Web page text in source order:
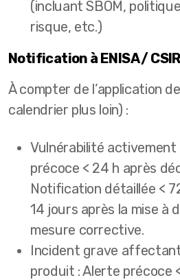
(incluant SBOM,
risque, etc.)
Notification à ENISA /
À compter de l’application
calendrier plus loin) :
Vulnérabilité activement
précoce < 24 h après
Notification détaillée <
14 jours après la mise à
mesure corrective.
Incident grave
produit : Alerte précoce